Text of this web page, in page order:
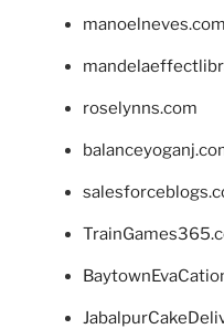
manoelneves.com
roselynns.com